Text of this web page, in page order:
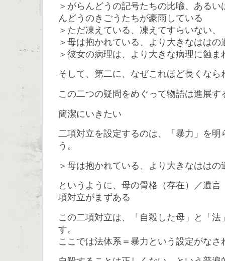
＞がらんどうの記号たちの比喩、ある
んどうのきごうたちが豪雨している
＞ただ凍えている、凍えてすらいない、
＞母は抱かれている、より大きなはは
＞彼女の病理は、より大きな病理に蝕ま
そして、第二に、なぜこれほど長くなら
この二つの疑問をめぐって物語は進展す
簡潔にいきたい
二項対立を設定するのは、「暴力」を明
う。
＞母は抱かれている、より大きなはは
というように、母の骨格（存在）／遺
項対立がまずある
この二項対立は、「自殺した母」と「法
す。
ここでは法体系＝暴力という設定がなさ